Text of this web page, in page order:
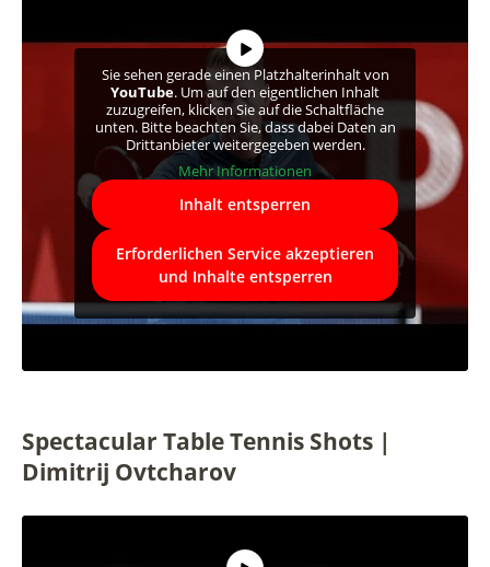
Sie sehen gerade einen Platzhalterinhalt von
YouTube. Um auf den eigentlichen Inhalt
zuzugreifen, klicken Sie auf die Schaltfläche
unten. Bitte beachten Sie, dass dabei Daten an
Drittanbieter weitergegeben werden.
Mehr Informationen
Inhalt entsperren
Erforderlichen Service akzeptieren
und Inhalte entsperren
Spectacular Table Tennis Shots |
Dimitrij Ovtcharov